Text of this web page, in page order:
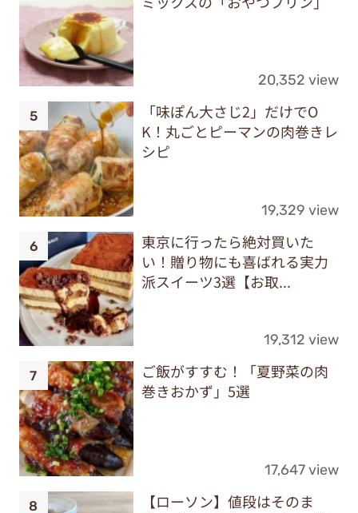
20,352 view
「味ぽん大さじ2」だけでO
K！丸ごとピーマンの肉巻きレ
シピ
19,329 view
東京に行ったら絶対買いた
い！贈り物にも喜ばれる実力
派スイーツ3選【お取...
19,312 view
ご飯がすすむ！「夏野菜の肉
巻きおかず」5選
17,647 view
【ローソン】値段はそのま